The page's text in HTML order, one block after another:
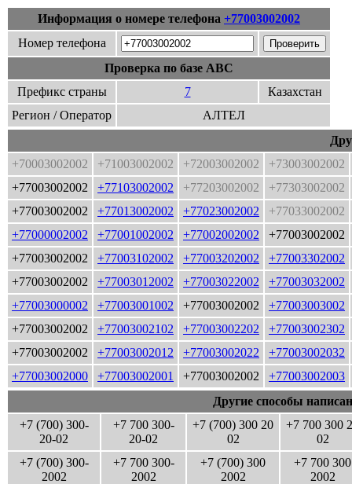
Информация о номере телефона +77003002002
Номер телефона
Проверка по базе ABC
Префикс страны
7
Казахстан
Регион / Оператор
АЛТЕЛ
+70003002002
+71003002002 +72003002002
+73003002002
+77003002002
+77103002002 +77203002002
+77303002002
+77003002002
+77013002002 +77023002002
+77033002002
+77000002002
+77001002002 +77002002002
+77003002002
+77003002002
+77003102002 +77003202002
+77003302002
+77003002002
+77003012002 +77003022002
+77003032002
+77003000002
+77003001002 +77003002002
+77003003002
+77003002002
+77003002102 +77003002202
+77003002302
+77003002002
+77003002012 +77003002022
+77003002032
+77003002000
+77003002001 +77003002002
+77003002003
Другие способы
+7 (700) 300-
20-02
+7 700 300-
20-02
+7 (700) 300 20
02
+7 700 300
02
+7 (700) 300-
2002
+7 700 300-
2002
+7 (700) 300
2002
+7 700 300
2002